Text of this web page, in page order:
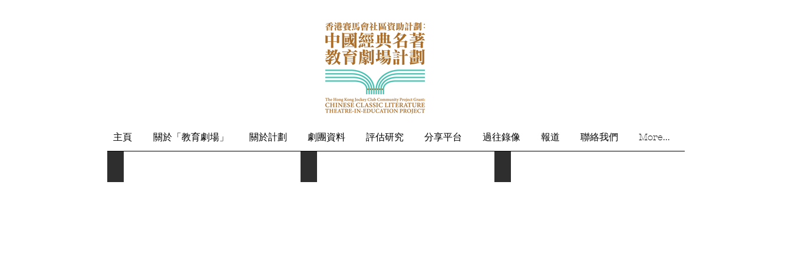
主頁 關於「教育劇場」 關於計劃 劇團資料 評估研究 分享平台 過往錄像 報道 聯絡我們 More...